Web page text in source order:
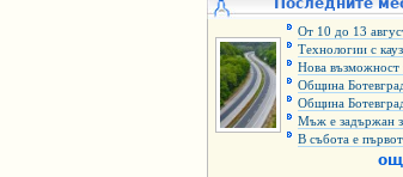
Последните
От 10 до 13
Технологии с
Нова възможност
Община
Община
Мъж е задържан
В събота е